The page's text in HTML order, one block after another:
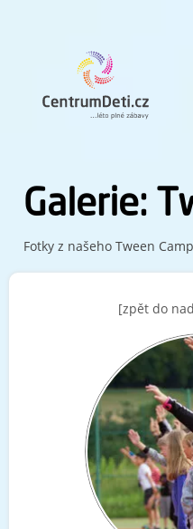
Galerie:
Fotky z našeho Tween
[zpět do